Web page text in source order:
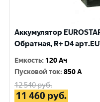
Аккумулятор
Обратная, R+ D4
Емкость: 120 Ач
Пусковой ток:850 A
12 540руб.
11 460 руб.